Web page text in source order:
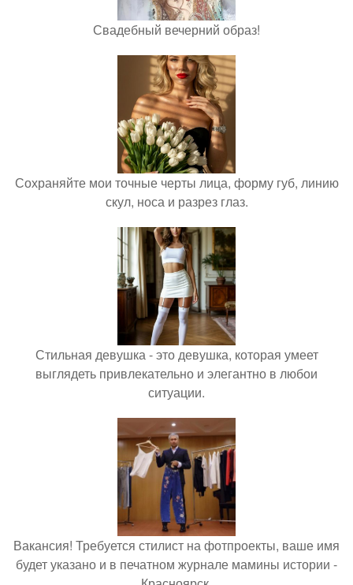
Свадебный вечерний образ!
Сохраняйте мои точные черты лица, форму губ, линию
скул, носа и разрез глаз.
Стильная девушка - это девушка, которая умеет
выглядеть привлекательно и элегантно в любои
ситуации.
Вакансия! Требуется стилист на фотпроекты, ваше имя
будет указано и в печатном журнале мамины истории -